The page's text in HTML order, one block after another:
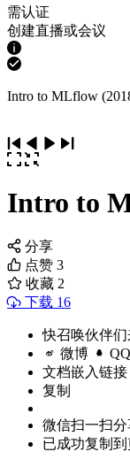
需认证
创建直播或会议
Intro to MLflow
Intro to
分享
点赞 3
收藏 2
下载 16
快召唤伙伴
微博 QQ
文档嵌入链接
复制
微信扫一扫分
已成功复制到